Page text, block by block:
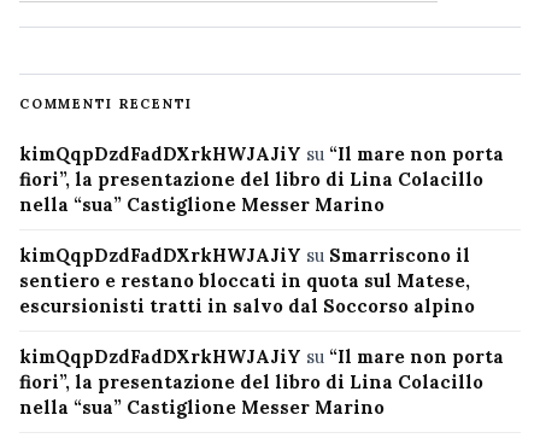
COMMENTI RECENTI
kimQqpDzdFadDXrkHWJAJiY su “Il mare non porta
fiori”, la presentazione del libro di Lina Colacillo
nella “sua” Castiglione Messer Marino
kimQqpDzdFadDXrkHWJAJiY su Smarriscono il
sentiero e restano bloccati in quota sul Matese,
escursionisti tratti in salvo dal Soccorso alpino
kimQqpDzdFadDXrkHWJAJiY su “Il mare non porta
fiori”, la presentazione del libro di Lina Colacillo
nella “sua” Castiglione Messer Marino